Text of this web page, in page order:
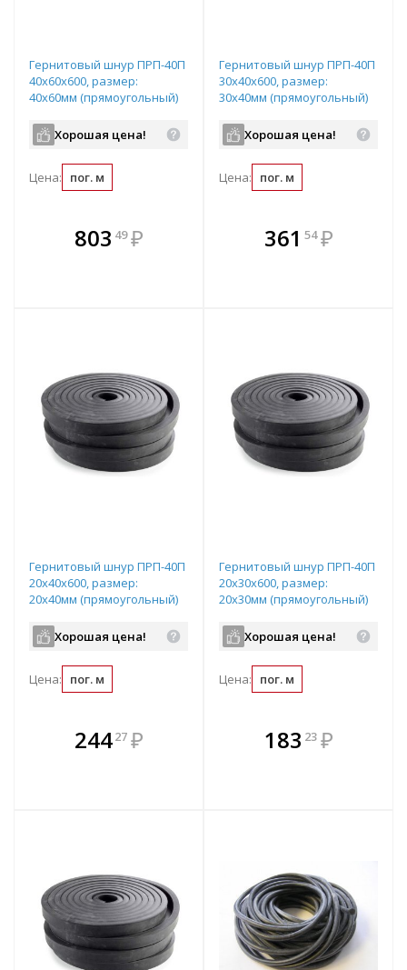
Гернитовый шнур ПРП-40П
40x60x600, размер:
40х60мм (прямоугольный)
Хорошая цена!
Цена: пог. м
803 49 ₽
В комплекте
всегда выгоднее!
Гернитовый шнур ПРП-40П
30x40x600, размер:
30х40мм (прямоугольный)
Хорошая цена!
Цена: пог. м
В комплекте
всегда выгоднее!
361 54 ₽
Гернитовый шнур ПРП-40П
20x40x600, размер:
20х40мм (прямоугольный)
Хорошая цена!
Цена: пог. м
24427 ₽
В комплекте
всегда выгоднее!
Гернитовый шнур ПРП-40П
20x30x600, размер:
20х30мм (прямоугольный)
Хорошая цена!
Цена: пог. м
В комплекте
всегда выгоднее!
183 23 ₽